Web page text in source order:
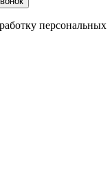
персональных